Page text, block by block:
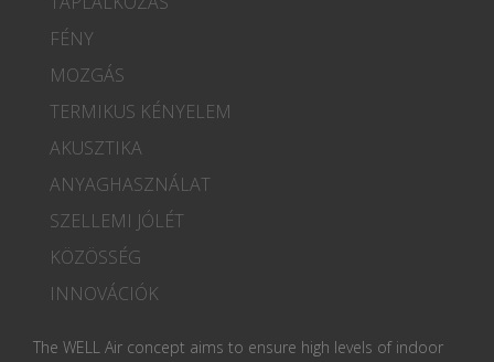
FÉNY
MOZGÁS
TERMIKUS KÉNYELEM
AKUSZTIKA
ANYAGHASZNÁLAT
SZELLEMI JÓLÉT
KÖZÖSSÉG
INNOVÁCIÓK
The WELL Air concept aims to ensure high levels of indoor